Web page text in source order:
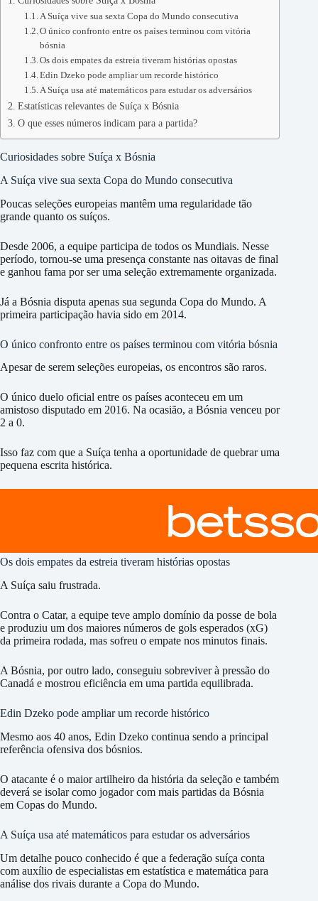
A Suíça vive sua sexta Copa do Mundo consecutiva
O único confronto entre os países terminou com vitória
bósnia
Os dois empates da estreia tiveram histórias opostas
Edin Dzeko pode ampliar um recorde histórico
A Suíça usa até matemáticos para estudar os adversários
Estatísticas relevantes de Suíça x Bósnia
O que esses números indicam para a partida?
Curiosidades sobre Suíça x Bósnia
A Suíça vive sua sexta Copa do Mundo consecutiva
Poucas seleções europeias mantêm uma regularidade tão
grande quanto os suíços.
Desde 2006, a equipe participa de todos os Mundiais. Nesse
período, tornou-se uma presença constante nas oitavas de final
e ganhou fama por ser uma seleção extremamente organizada.
Já a Bósnia disputa apenas sua segunda Copa do Mundo. A
primeira participação havia sido em 2014.
O único confronto entre os países terminou com vitória bósnia
Apesar de serem seleções europeias, os encontros são raros.
O único duelo oficial entre os países aconteceu em um
amistoso disputado em 2016. Na ocasião, a Bósnia venceu por
2 a 0.
Isso faz com que a Suíça tenha a oportunidade de quebrar uma
pequena escrita histórica.
Os dois empates da estreia tiveram histórias opostas
A Suíça saiu frustrada.
Contra o Catar, a equipe teve amplo domínio da posse de bola
e produziu um dos maiores números de gols esperados (xG)
da primeira rodada, mas sofreu o empate nos minutos finais.
A Bósnia, por outro lado, conseguiu sobreviver à pressão do
Canadá e mostrou eficiência em uma partida equilibrada.
Edin Dzeko pode ampliar um recorde histórico
Mesmo aos 40 anos, Edin Dzeko continua sendo a principal
referência ofensiva dos bósnios.
O atacante é o maior artilheiro da história da seleção e também
deverá se isolar como jogador com mais partidas da Bósnia
em Copas do Mundo.
A Suíça usa até matemáticos para estudar os adversários
Um detalhe pouco conhecido é que a federação suíça conta
com auxílio de especialistas em estatística e matemática para
análise dos rivais durante a Copa do Mundo.